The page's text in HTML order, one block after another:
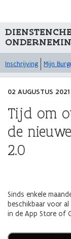
Inschrijving Mijn
02 AUGUSTUS 2021
Tijd om
de
2.0
Sinds enkele
beschikbaar voor
in de App Store of